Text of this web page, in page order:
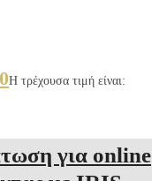
Η τρέχουσα τιμή είναι:
για online